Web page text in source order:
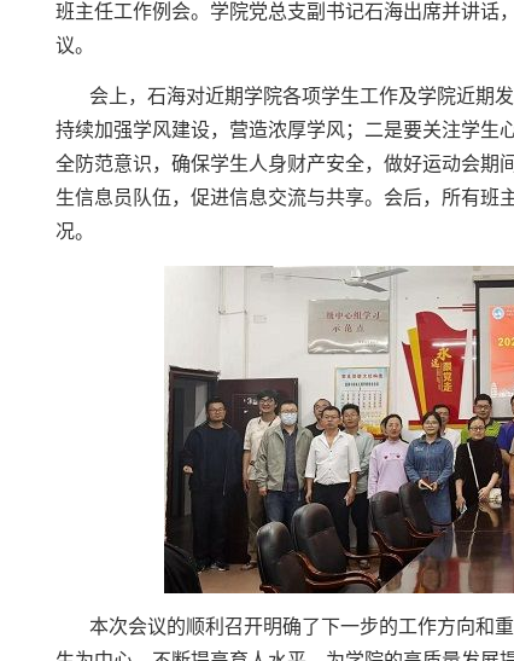
班主任工作例会。学院党总支副书记石海出席并讲话
议。
会上，石海对近期学院各项学生工作及学院近期
持续加强学风建设，营造浓厚学风；二是要关注学生
全防范意识，确保学生人身财产安全，做好运动会期
生信息员队伍，促进信息交流与共享。会后，所有
况。
本次会议的顺利召开明确了下一步的工作方向和